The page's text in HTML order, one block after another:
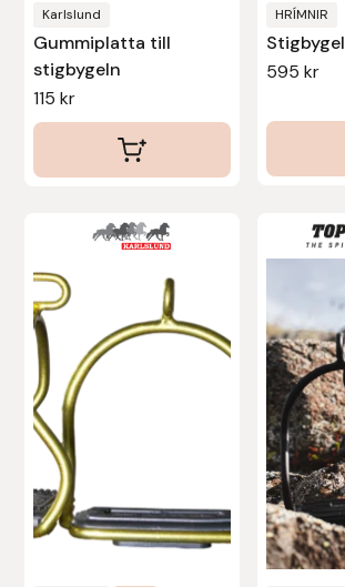
Karlslund
Gummiplatta till
stigbygeln
115kr
HRÍMNIR
Stigbygel
595 kr
Nyttorp
PAVO
Pharmakas
Pikeur
Prestige
Professional’s Choice
Protector
Redback